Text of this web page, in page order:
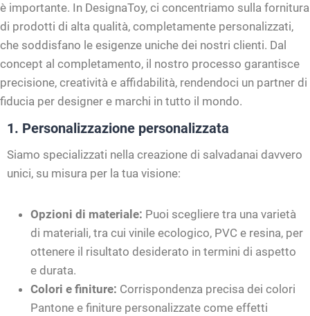
è importante. In DesignaToy, ci concentriamo sulla fornitura
di prodotti di alta qualità, completamente personalizzati,
che soddisfano le esigenze uniche dei nostri clienti. Dal
concept al completamento, il nostro processo garantisce
precisione, creatività e affidabilità, rendendoci un partner di
fiducia per designer e marchi in tutto il mondo.
1. Personalizzazione personalizzata
Siamo specializzati nella creazione di salvadanai davvero
unici, su misura per la tua visione:
Opzioni di materiale: Puoi scegliere tra una varietà
di materiali, tra cui vinile ecologico, PVC e resina, per
ottenere il risultato desiderato in termini di aspetto
e durata.
Colori e finiture: Corrispondenza precisa dei colori
Pantone e finiture personalizzate come effetti